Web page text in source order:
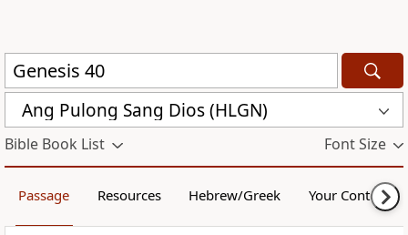
Ang Pulong Sang Dios (HLGN)
Bible Book List Font Size
Passage Resources Hebrew/Greek Your Content